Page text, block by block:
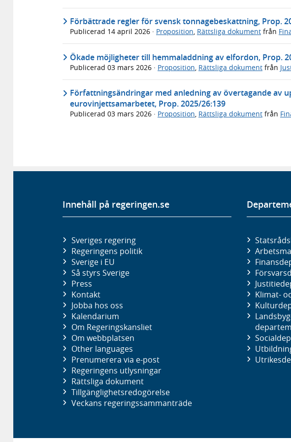
Förbättrade regler för svensk tonnagebeskattning, Prop.
Publicerad 14 april 2026 · Proposition, Rättsliga dokument från
Ökade möjligheter till hemmaladdning av elfordon, Prop.
Publicerad 03 mars 2026 · Proposition Rättsliga dokument från
Författningsändringar med anledning av övertagande av
eurovinjettsamarbetet, Prop. 2025/26:139
Publicerad 03 mars 2026 · Proposition, Rättsliga dokument från
Innehåll på regeringen.se
Sveriges regering
Regeringens politik
Sverige i EU
Så styrs Sverige
Press
Kontakt
Jobba hos oss
Kalendarium
Om Regeringskansliet
Om webbplatsen
Other languages
Prenumerera via e-post
Regeringens utlysningar
Rättsliga dokument
Tillgänglighetsredogörelse
Veckans regeringssammanträde
Klimat-